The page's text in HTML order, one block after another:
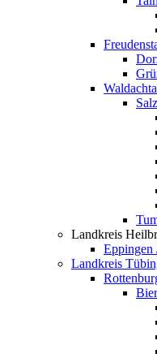
Landkreis
Eppingen
Landkreis